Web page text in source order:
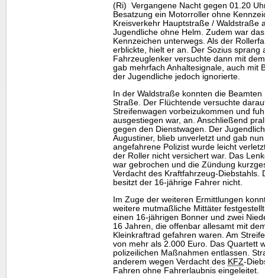
(Ri) Vergangene Nacht gegen 01.20
Besatzung ein Motorroller ohne
Kreisverkehr Hauptstraße / Waldstraße
Jugendliche ohne Helm. Zudem war
Kennzeichen unterwegs. Als der
erblickte, hielt er an. Der Sozius sprang
Fahrzeuglenker versuchte dann mit
gab mehrfach Anhaltesignale, auch mit
der Jugendliche jedoch ignorierte.
In der Waldstraße konnten die
Straße. Der Flüchtende versuchte
Streifenwagen vorbeizukommen und
ausgestiegen war, an. Anschließend
gegen den Dienstwagen. Der
Augustiner, blieb unverletzt und gab
angefahrene Polizist wurde leicht
der Roller nicht versichert war. Das
war gebrochen und die Zündung
Verdacht des Kraftfahrzeug-Diebstahls.
besitzt der 16-jährige Fahrer nicht.
Im Zuge der weiteren Ermittlungen
weitere mutmaßliche Mittäter
einen 16-jährigen Bonner und zwei
16 Jahren, die offenbar allesamt mit
Kleinkraftrad gefahren waren. Am
von mehr als 2.000 Euro. Das Quartett
polizeilichen Maßnahmen entlassen.
anderem wegen Verdacht des KFZ-
Fahren ohne Fahrerlaubnis eingeleitet.